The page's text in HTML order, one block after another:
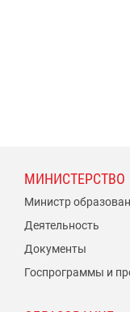
МИНИСТЕРСТВО
Министр
Деятельность
Документы
Госпрограммы и